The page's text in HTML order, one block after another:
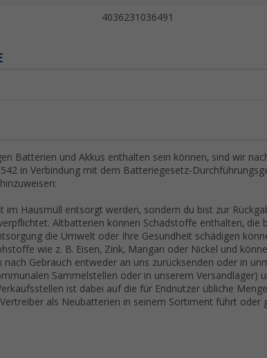
4036231036491
Batterien und Akkus enthalten sein können, sind wir
in Verbindung mit dem Batteriegesetz-
im Hausmüll entsorgt werden, sondern du bist zur
Altbatterien können Schadstoffe enthalten, die
die Umwelt oder Ihre Gesundheit schädigen
wie z. B. Eisen, Zink, Mangan oder Nickel und
Gebrauch entweder an uns zurücksenden oder in
Sammelstellen oder in unserem Versandlager)
ist dabei auf die für Endnutzer übliche
als Neubatterien in seinem Sortiment führt oder